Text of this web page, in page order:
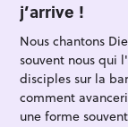
G
O
R
I
E
S
j’arrive !
Nous chantons
souvent nous qui
disciples sur la
comment
une forme